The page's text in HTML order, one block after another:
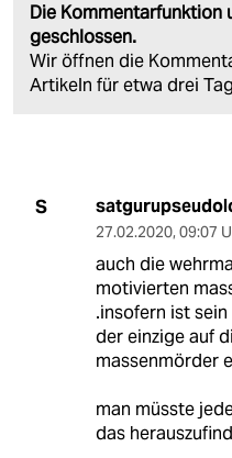
Die Kommentarfunktion
geschlossen.
Wir öffnen die
Artikeln für etwa drei
S
27.02.2020, 09:07
auch die
motivierten
.insofern ist
der einzige auf
massenmörder
man müsste
das